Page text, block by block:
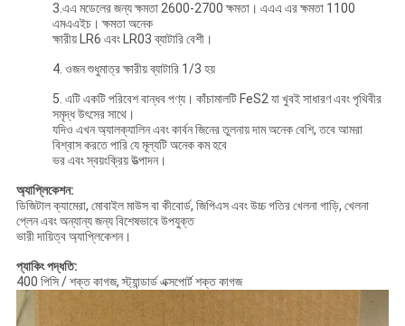
3.এএ মডেলের জন্য ক্ষমতা 2600-2700 ক্ষমতা। এএএ এর ক্ষমতা 1100
এমএএইচ। ক্ষমতা অনেক
ক্ষারীয় LR6 এবং LR03 ব্যাটারি বেশী।
4. ওজন শুধুমাত্র ক্ষারীয় ব্যাটারি 1/3 হয়
5. এটি একটি পরিবেশ বান্ধব পণ্য। কাঁচামালটি FeS2 যা খুবই সাধারণ এবং পৃথিবীর
সমৃদ্ধ উৎসের সাথে।
যদিও এখন অ্যালক্যালিন এবং কার্বন জিনের তুলনায় দাম অনেক বেশি, তবে আমরা
বিশ্বাস করতে পারি যে মূল্যটি অনেক কম হবে
ভর এবং স্বয়ংক্রিয় উত্পাদন।
অ্যাপ্লিকেশন:
ডিজিটাল ক্যামেরা, মোবাইল মাউস বা কীবোর্ড, জিপিএস এবং উচ্চ গতির খেলনা গাড়ি, খেলনা
প্লেন এবং অন্যান্য জন্য বিশেষভাবে উপযুক্ত
ভারী দায়িত্ব অ্যাপ্লিকেশন।
প্যাকিং পদ্ধতি:
400 পিসি / শক্ত কাগজ, স্ট্যান্ডার্ড এক্সপোর্ট শক্ত কাগজ